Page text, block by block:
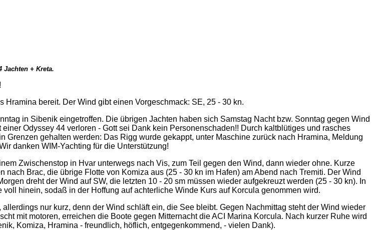
Jachten + Kreta.
bereit. Der Wind gibt einen Vorgeschmack: SE, 25 - 30 kn.
in Sibenik eingetroffen. Die übrigen Jachten haben sich Samstag Nacht bzw. Sonntag gegen Wind
Odyssey 44 verloren - Gott sei Dank kein Personenschaden!! Durch kaltblütiges und rasches
gehalten werden: Das Rigg wurde gekappt, unter Maschine zurück nach Hramina, Meldung
danken WIM-Yachting für die Unterstützung!
Zwischenstop in Hvar unterwegs nach Vis, zum Teil gegen den Wind, dann wieder ohne. Kurze
Brac, die übrige Flotte von Komiza aus (25 - 30 kn im Hafen) am Abend nach Tremiti. Der Wind
dreht der Wind auf SW, die letzten 10 - 20 sm müssen wieder aufgekreuzt werden (25 - 30 kn). In
hinein, sodaß in der Hoffung auf achterliche Winde Kurs auf Korcula genommen wird.
nur kurz, denn der Wind schläft ein, die See bleibt. Gegen Nachmittag steht der Wind wieder
mit motoren, erreichen die Boote gegen Mitternacht die ACI Marina Korcula. Nach kurzer Ruhe wird
Komiza, Hramina - freundlich, höflich, entgegenkommend, - vielen Dank).